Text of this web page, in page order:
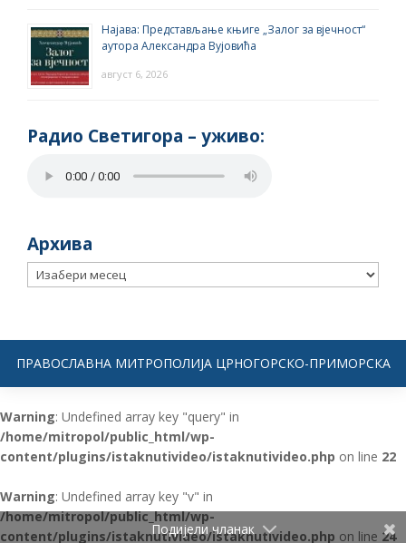
Најава: Представљање књиге „Залог за вјечност“
аутора Александра Вујовића
август 6, 2026
Радио Светигора – yживо:
Архива
Архива
ПРАВОСЛАВНА МИТРОПОЛИЈА ЦРНОГОРСКО-ПРИМОРСКА
Warning: Undefined array key "query" in
/home/mitropol/public_html/wp-
content/plugins/istaknutivideo/istaknutivideo.php on line 22
Warning: Undefined array key "v" in
/home/mitropol/public_html/wp-
content/plugins/istaknutivideo/istaknutivideo.php on line 24
Подијели чланак